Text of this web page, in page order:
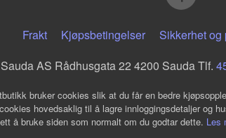
Frakt Kjøpsbetingelser Sikkerhet og
AS Rådhusgata 22 4200 Sauda Tlf.
bruker cookies slik at du får en bedre
hovedsaklig til å lagre innloggingsdetaljer og
å bruke siden som normalt om du godtar dette. Les